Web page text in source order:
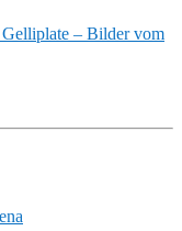
– Bilder vom